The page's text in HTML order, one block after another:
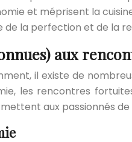
et méprisent la
la perfection et de la
aux
il existe de
les rencontres
aux passionnés